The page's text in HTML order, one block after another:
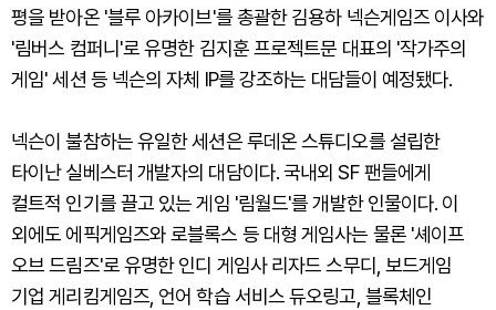
평을 받아온 '블루 아카이브'를 총괄한 김용하 넥슨게임즈 이사와
'림버스 컴퍼니'로 유명한 김지훈 프로젝트문 대표의 '작가주의
게임' 세션 등 넥슨의 자체 IP를 강조하는 대담들이 예정됐다.
넥슨이 불참하는 유일한 세션은 루데온 스튜디오를 설립한
타이난 실베스터 개발자의 대담이다. 국내외 SF 팬들에게
컬트적 인기를 끌고 있는 게임 '림월드'를 개발한 인물이다. 이
외에도 에픽게임즈와 로블록스 등 대형 게임사는 물론 '셰이프
오브 드림즈'로 유명한 인디 게임사 리자드 스무디, 보드게임
기업 게리킴게임즈, 언어 학습 서비스 듀오링고, 블록체인